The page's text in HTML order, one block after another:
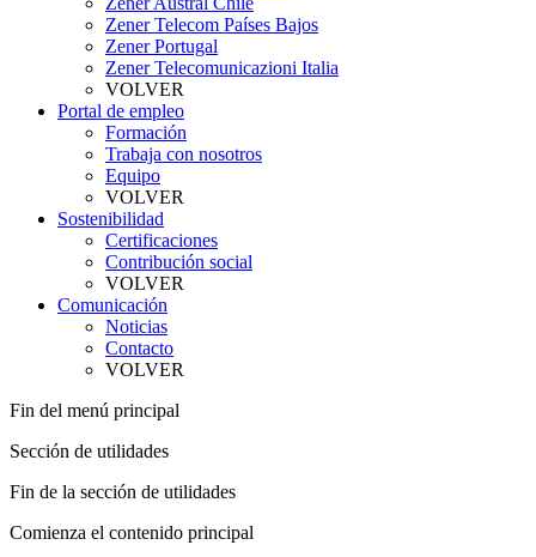
Zener Telecom Países Bajos
Zener Portugal
Zener Telecomunicazioni Italia
VOLVER
Portal de empleo
Formación
Trabaja con nosotros
Equipo
VOLVER
Sostenibilidad
Certificaciones
Contribución social
VOLVER
Comunicación
Noticias
Contacto
VOLVER
Fin del menú principal
Sección de utilidades
Fin de la sección de utilidades
Comienza el contenido principal